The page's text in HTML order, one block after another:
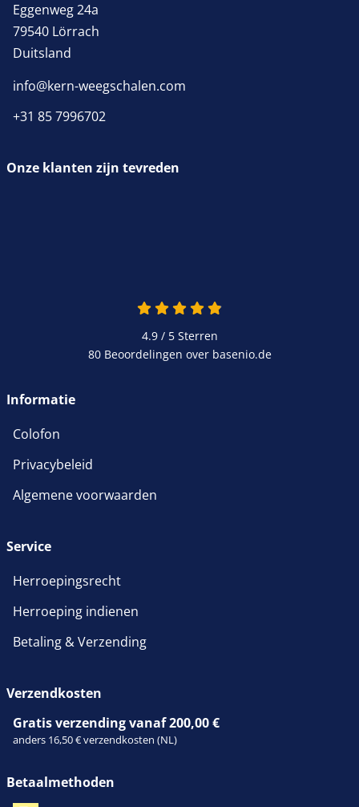
Eggenweg 24a
79540 Lörrach
Duitsland
info@kern-weegschalen.com
+31 85 7996702
Onze klanten zijn tevreden
4.9 / 5Sterren
80 Beoordelingen over basenio.de
Informatie
Colofon
Privacybeleid
Algemene voorwaarden
Service
Herroepingsrecht
Herroeping indienen
Betaling & Verzending
Verzendkosten
Gratis verzending vanaf 200,00 €
anders 16,50 € verzendkosten (NL)
Betaalmethoden